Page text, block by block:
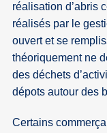
réalisation d’abris
réalisés par le
ouvert et se
théoriquement ne
des déchets
dépots autour des
Certains